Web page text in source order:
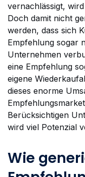
vernachlässigt,
Doch damit nicht
werden, dass sich
Empfehlung sogar
Unternehmen
eine Empfehlung
eigene
dieses enorme
Berücksichtigen
wird viel Potenzial
Wie